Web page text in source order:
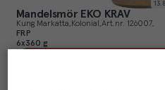
13.8
Mandelsmör EKO KRAV
Kung Markatta Kolonial Art.nr. 126007
FRP
6x360 g